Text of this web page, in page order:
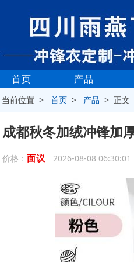
首页 产品
当前位置 >首页 > 产品 > 正文
成都秋冬加绒冲锋加
价格： 面议 2026-08-08